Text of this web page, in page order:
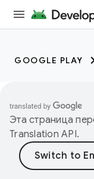
GOOGLE PLAY
Эта страница
Translation API.